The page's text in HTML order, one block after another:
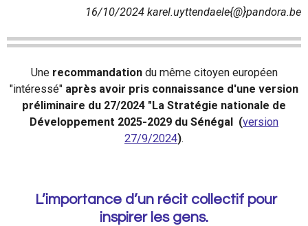
16/10/2024 karel.uyttendaele{@}pandora.be
Une recommandationdu même citoyen européen
"intéressé" après avoir pris connaissance d'une version
préliminaire du 27/2024 "La Stratégie nationale de
Développement 2025-2029 du Sénégal (version
27/9/2024).
L’importance d’un récit collectif pour
inspirer les gens.